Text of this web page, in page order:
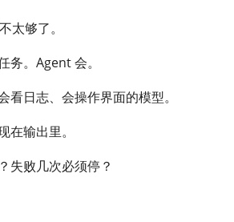
太够了。
。Agent 会。
日志、会操作界面的模型。
输出里。
失败几次必须停？